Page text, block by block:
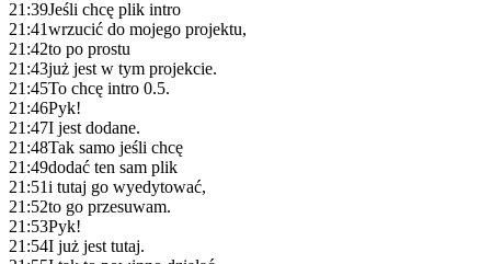
21:39Jeśli chcę plik intro
21:41wrzucić do mojego projektu,
21:42to po prostu
21:43już jest w tym projekcie.
21:45To chcę intro 0.5.
21:46Pyk!
21:47I jest dodane.
21:48Tak samo jeśli chcę
21:49dodać ten sam plik
21:51i tutaj go wyedytować,
21:52to go przesuwam.
21:53Pyk!
21:54I już jest tutaj.